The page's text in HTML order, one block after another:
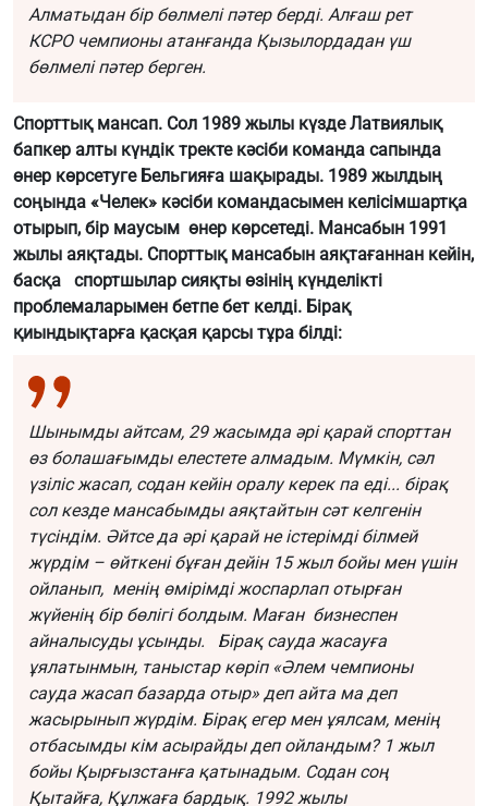
Алматыдан бір бөлмелі пәтер берді. Алғаш рет
КСРО чемпионы атанғанда Қызылордадан үш
бөлмелі пәтер берген.
Спорттық мансап. Сол 1989 жылы күзде Латвиялық
бапкер алты күндік тректе кәсіби команда сапында
өнер көрсетуге Бельгияға шақырады. 1989 жылдың
соңында «Челек» кәсіби командасымен келісімшартқа
отырып, бір маусым өнер көрсетеді. Мансабын 1991
жылы аяқтады. Спорттық мансабын аяқтағаннан кейін,
басқа спортшылар сияқты өзінің күнделікті
проблемаларымен бетпе бет келді. Бірақ
қиындықтарға қасқая қарсы тұра білді:
Шынымды айтсам, 29 жасымда әрі қарай спорттан
өз болашағымды елестете алмадым. Мүмкін, сәл
үзіліс жасап, содан кейін оралу керек па еді... бірақ
сол кезде мансабымды аяқтайтын сәт келгенін
түсіндім. Әйтсе да әрі қарай не істерімді білмей
жүрдім – өйткені бұған дейін 15 жыл бойы мен үшін
ойланып, менің өмірімді жоспарлап отырған
жүйенің бір бөлігі болдым. Маған бизнеспен
айналысуды ұсынды.
Бірақ сауда жасауға
ұялатынмын, таныстар көріп «Әлем чемпионы
сауда жасап базарда отыр» деп айта ма деп
жасырынып жүрдім. Бірақ егер мен ұялсам, менің
отбасымды кім асырайды деп ойландым? 1 жыл
бойы Қырғызстанға қатынадым. Содан соң
Қытайға, Құлжаға бардық. 1992 жылы